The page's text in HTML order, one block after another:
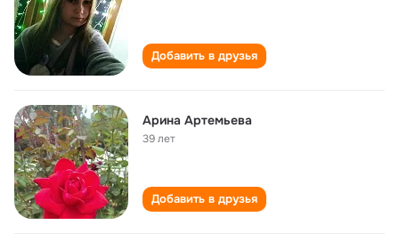
Добавить в друзья
Арина Артемьева
39 лет
Добавить в друзья